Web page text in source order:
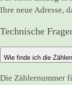
Ihre neue Adresse,
Technische
Wie finde ich die
Die Zählernummer